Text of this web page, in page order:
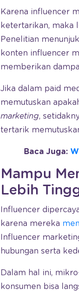
Karena influencer
ketertarikan, maka
Penelitian
konten influencer
memberikan
Jika dalam paid
memutuskan
marketing,
tertarik
Baca Juga:
Mampu
Lebih
Influencer
karena mereka
Influencer
hubungan serta
Dalam hal ini,
konsumen bisa